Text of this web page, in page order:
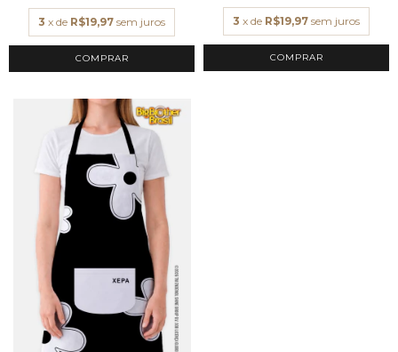
3 x de R$19,97 sem juros 3 x de R$19,97 sem juros